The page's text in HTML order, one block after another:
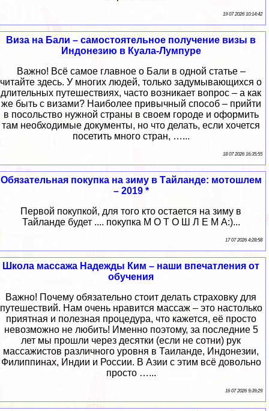
19 07 2026 10:14:42
Виза на Бали – самостоятельное получение визы в
Индонезию в Куала-Лумпуре
Важно! Всё самое главное о Бали в одной статье –
читайте здесь. У многих людей, только задумывающихся о
длительных путешествиях, часто возникает вопрос – а как
же быть с визами? Наиболее привычный способ – прийти
в посольство нужной страны в своем городе и оформить
там необходимые документы, но что делать, если хочется
посетить много стран, …...
18 07 2026 16:35:55
Обязательная покупка на зиму в Тайланде: мотошлем
– 2019 *
Первой покупкой, для того кто остается на зиму в
Тайланде будет .... покупка М О Т О Ш Л Е М А:)...
17 07 2026 4:28:58
Школа массажа Надежды Ким – наши впечатления от
обучения
Важно! Почему обязательно стоит делать страховку для
путешествий. Нам очень нравится массаж – это настолько
приятная и полезная процедура, что кажется, её просто
невозможно не любить! Именно поэтому, за последние 5
лет мы прошли через десятки (если не сотни) рук
массажистов различного уровня в Таиланде, Индонезии,
Филиппинах, Индии и России. В Азии с этим всё довольно
просто …...
16 07 2026 9:39:29